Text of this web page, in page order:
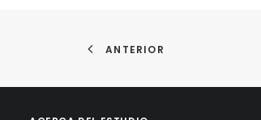
ANTERIOR